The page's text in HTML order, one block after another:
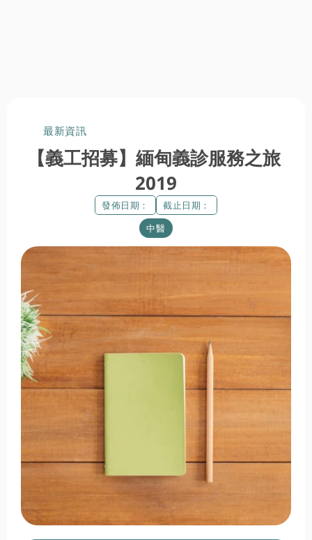
最新資訊
【義工招募】緬甸義診服務之旅
2019
發佈日期：
截止日期：
中醫